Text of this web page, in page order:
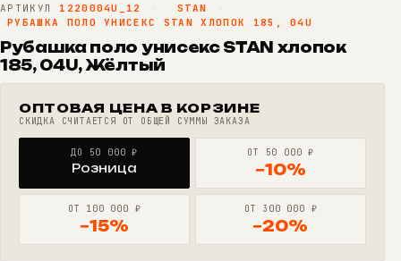
АРТИКУЛ 1220004U_12 · STAN
·
РУБАШКА ПОЛО УНИСЕКС STAN ХЛОПОК 185, 04U
Рубашка поло унисекс STAN хлопок
185, 04U, Жёлтый
ОПТОВАЯ ЦЕНА В КОРЗИНЕ
СКИДКА СЧИТАЕТСЯ ОТ ОБЩЕЙ СУММЫ ЗАКАЗА
ДО 50 000 ₽
Розница
ОТ 50 000 ₽
−10%
ОТ 100 000 ₽
−15%
ОТ 300 000 ₽
−20%